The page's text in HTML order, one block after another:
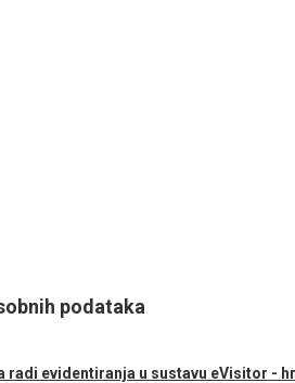
podataka
radi evidentiranja u sustavu eVisitor -